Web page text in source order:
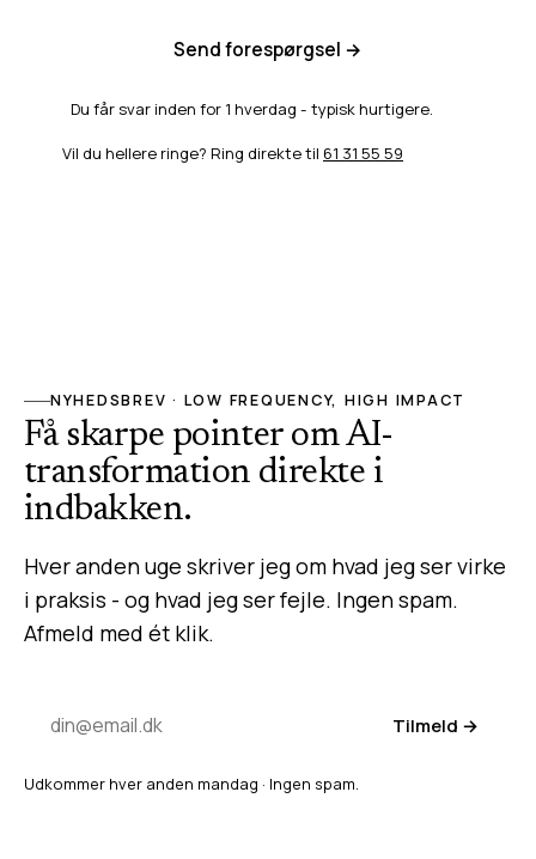
Send forespørgsel →
Du får svar inden for 1 hverdag - typisk hurtigere.
Vil du hellere ringe? Ring direkte til 61 31 55 59
NYHEDSBREV · LOW FREQUENCY, HIGH IMPACT
Få skarpe pointer om AI-
transformation direkte i
indbakken.
Hver anden uge skriver jeg om hvad jeg ser virke
i praksis - og hvad jeg ser fejle. Ingen spam.
Afmeld med ét klik.
Tilmeld →
Udkommer hver anden mandag · Ingen spam.